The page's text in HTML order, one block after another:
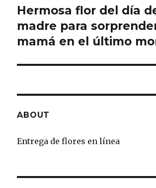
Next
post:
Hermosa flor del día
madre para
mamá en el último
ABOUT
Entrega de flores en línea